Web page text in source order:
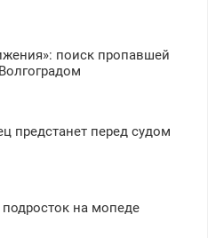
поиск пропавшей
предстанет перед судом
на мопеде